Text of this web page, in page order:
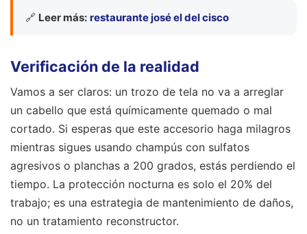
🔗 Leer más: restaurante josé el del cisco
Verificación de la realidad
Vamos a ser claros: un trozo de tela no va a arreglar
un cabello que está químicamente quemado o mal
cortado. Si esperas que este accesorio haga milagros
mientras sigues usando champús con sulfatos
agresivos o planchas a 200 grados, estás perdiendo el
tiempo. La protección nocturna es solo el 20% del
trabajo; es una estrategia de mantenimiento de daños,
no un tratamiento reconstructor.